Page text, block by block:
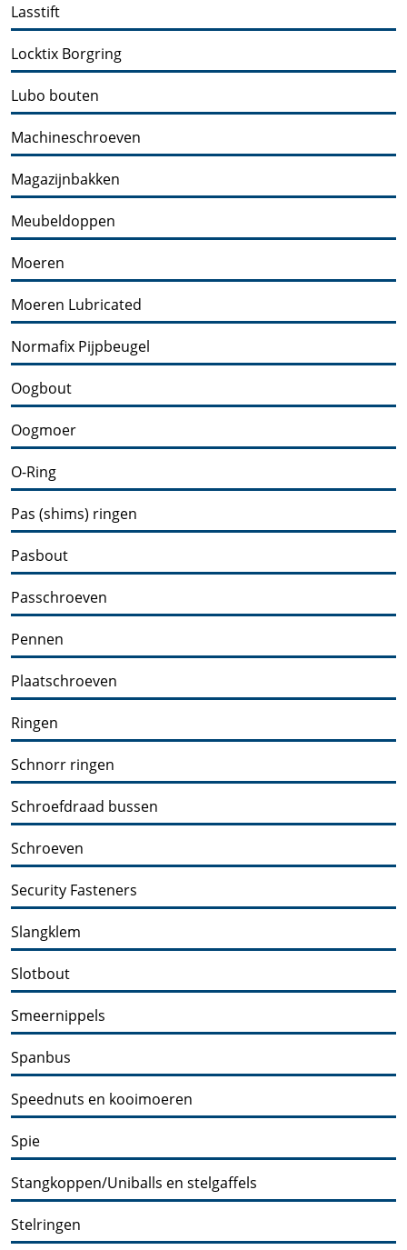
Lasstift
Locktix Borgring
Lubo bouten
Machineschroeven
Magazijnbakken
Meubeldoppen
Moeren
Moeren Lubricated
Normafix Pijpbeugel
Oogbout
Oogmoer
O-Ring
Pas (shims) ringen
Pasbout
Passchroeven
Pennen
Plaatschroeven
Ringen
Schnorr ringen
Schroefdraad bussen
Schroeven
Security Fasteners
Slangklem
Slotbout
Smeernippels
Spanbus
Speednuts en kooimoeren
Spie
Stangkoppen/Uniballs en stelgaffels
Stelringen